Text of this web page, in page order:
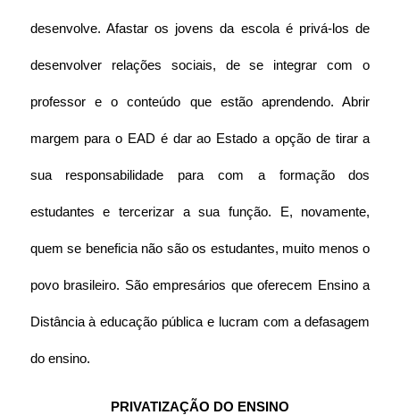
desenvolve. Afastar os jovens da escola é privá-los de
desenvolver relações sociais, de se integrar com o
professor e o conteúdo que estão aprendendo. Abrir
margem para o EAD é dar ao Estado a opção de tirar a
sua responsabilidade para com a formação dos
estudantes e tercerizar a sua função. E, novamente,
quem se beneficia não são os estudantes, muito menos o
povo brasileiro. São empresários que oferecem Ensino a
Distância à educação pública e lucram com a defasagem
do ensino.
PRIVATIZAÇÃO DO ENSINO